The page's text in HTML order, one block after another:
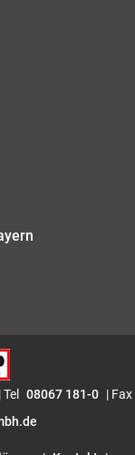
08067 181-0 | Fax